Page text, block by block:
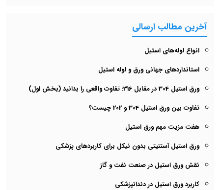
آخرین مطالب ارسالی
انواع لوله‌های استیل
استانداردهای جهانی ورق و لوله استیل
ورق استیل 304 در مقابل 316: تفاوت واقعی را بدانید (بخش اول)
تفاوت بین ورق استیل 304 و 202 چیست؟
هفت مزیت مهم ورق استیل
ورق استیل آستنیتی بدون نیکل برای کاربردهای پزشکی
نقش ورق استیل در صنعت نفت و گاز
کاربرد ورق استیل در دندانپزشکی